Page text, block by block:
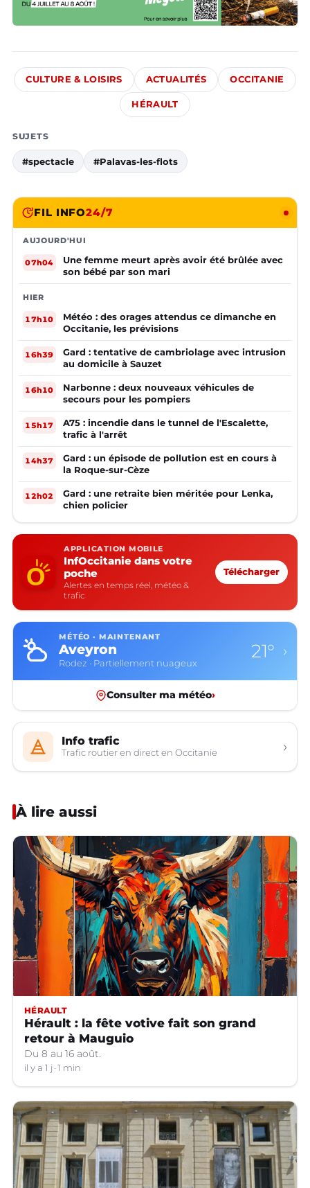
CULTURE & LOISIRS ACTUALITÉS OCCITANIE
HÉRAULT
SUJETS
#spectacle #Palavas-les-flots
FIL INFO24/7
AUJOURD'HUI
07h04
Une femme meurt après avoir été brûlée avec
son bébé par son mari
HIER
17h10
Météo : des orages attendus ce dimanche en
Occitanie, les prévisions
16h39
Gard : tentative de cambriolage avec intrusion
au domicile à Sauzet
16h10
Narbonne : deux nouveaux véhicules de
secours pour les pompiers
15h17
A75 : incendie dans le tunnel de l'Escalette,
trafic à l'arrêt
14h37
Gard : un épisode de pollution est en cours à
la Roque-sur-Cèze
12h02
Gard : une retraite bien méritée pour Lenka,
chien policier
APPLICATION MOBILE
InfOccitanie dans votre
poche
Alertes en temps réel, météo &
trafic
Télécharger
MÉTÉO · MAINTENANT
Aveyron
Rodez · Partiellement nuageux
21° ›
Consulter ma météo›
Info trafic
Trafic routier en direct en Occitanie ›
À lire aussi
HÉRAULT
Hérault : la fête votive fait son grand
retour à Mauguio
Du 8 au 16 août.
il y a 1 j 1 min